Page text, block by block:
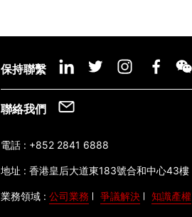
保持聯繫
聯絡我們
電話 : +852 2841 6888
地址 :香港皇后大道東183號合和中心43樓
業務領域 : 公司業務 爭議解決 知識產權